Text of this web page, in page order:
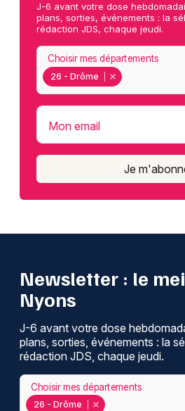
J-6 avant votre dose
plans, sorties, événements : la
rédaction JDS, chaque jeudi.
26 - Drôme
Choisir mes départements
Mon email
Je
Newsletter : le
Nyons
J-6 avant votre dose
plans, sorties, événements : la
rédaction JDS, chaque jeudi.
26 - Drôme
Choisir mes départements